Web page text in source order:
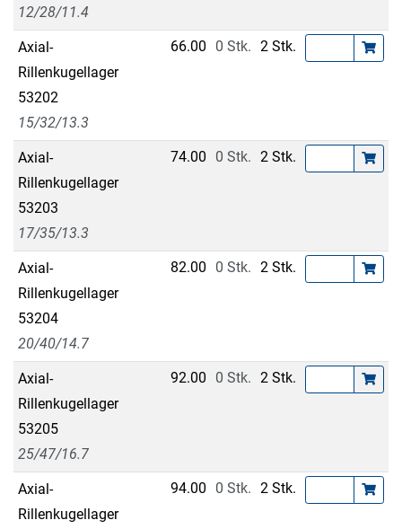
12/28/11.4
Axial-
Rillenkugellager
53202
15/32/13.3
66.00 0 Stk. 2 Stk.
Axial-
Rillenkugellager
53203
17/35/13.3
74.00 0 Stk. 2 Stk.
Axial-
Rillenkugellager
53204
20/40/14.7
82.00 0 Stk. 2 Stk.
Axial-
Rillenkugellager
53205
25/47/16.7
92.00 0 Stk. 2 Stk.
Axial-
Rillenkugellager
94.00 0 Stk. 2 Stk.